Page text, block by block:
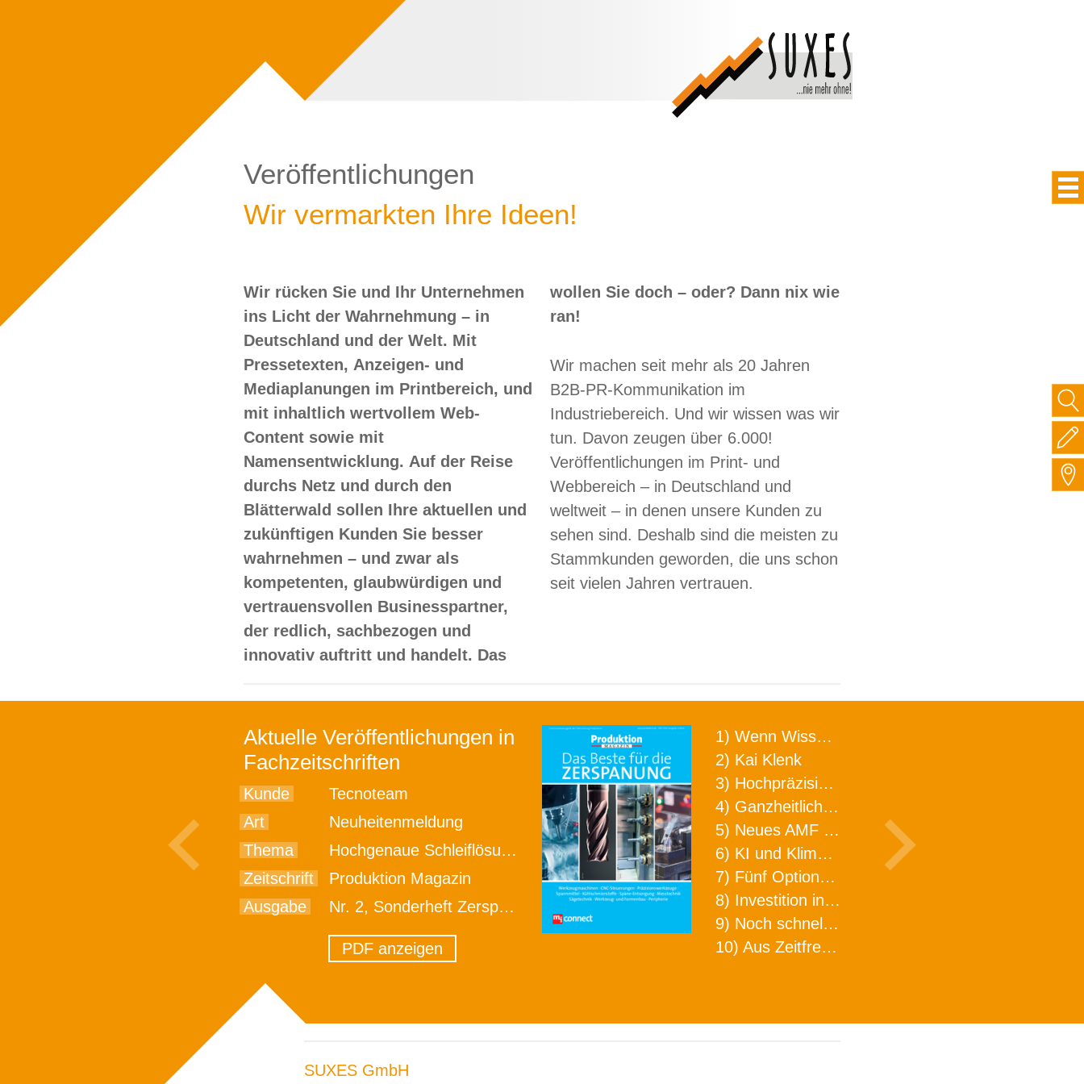
Veröffentlichungen
Wir vermarkten Ihre Ideen!
Wir rücken Sie und Ihr Unternehmen
ins Licht der Wahrnehmung – in
Deutschland und der Welt. Mit
Pressetexten, Anzeigen- und
Mediaplanungen im Printbereich, und
mit inhaltlich wertvollem Web-
Content sowie mit
Namensentwicklung. Auf der Reise
durchs Netz und durch den
Blätterwald sollen Ihre aktuellen und
zukünftigen Kunden Sie besser
wahrnehmen – und zwar als
kompetenten, glaubwürdigen und
vertrauensvollen Businesspartner,
der redlich, sachbezogen und
innovativ auftritt und handelt. Das
wollen Sie doch – oder? Dann nix wie
ran!
Wir machen seit mehr als 20 Jahren
B2B-PR-Kommunikation im
Industriebereich. Und wir wissen was wir
tun. Davon zeugen über 6.000!
Veröffentlichungen im Print- und
Webbereich – in Deutschland und
weltweit – in denen unsere Kunden zu
sehen sind. Deshalb sind die meisten zu
Stammkunden geworden, die uns schon
seit vielen Jahren vertrauen.
Aktuelle Veröffentlichungen in
Fachzeitschriften
Kunde
Tecnoteam
Art
Neuheitenmeldung
Thema
Hochgenaue Schleiflösungen für Klein und Groß
Zeitschrift
Produktion Magazin
Ausgabe
Nr. 2, Sonderheft Zerspanung, Oktober 2020
PDF anzeigen
1) Wenn Wissen geht, kann ARNO WERKZEUGE helfen
2) Kai Klenk
3) Hochpräzision in neuer Dimension
4) Ganzheitlicher Ansatz für mehr Effizienz und Produktivität in der Zerspanung
5) Neues AMF Logistikzentrum feierlich eröffnet
6) KI und Klimaschutz im Schaltanlagenbau
7) Fünf Optionen, wie man Zeitfresser in Effizienz umwandelt
8) Investition in Fellbach mit nachhaltiger Logistik und Lagerfläche
9) Noch schnellere Lieferung
10) Aus Zeitfressern wird Effizienz
SUXES GmbH